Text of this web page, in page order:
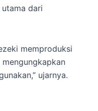
dari
memproduksi
ujarnya.